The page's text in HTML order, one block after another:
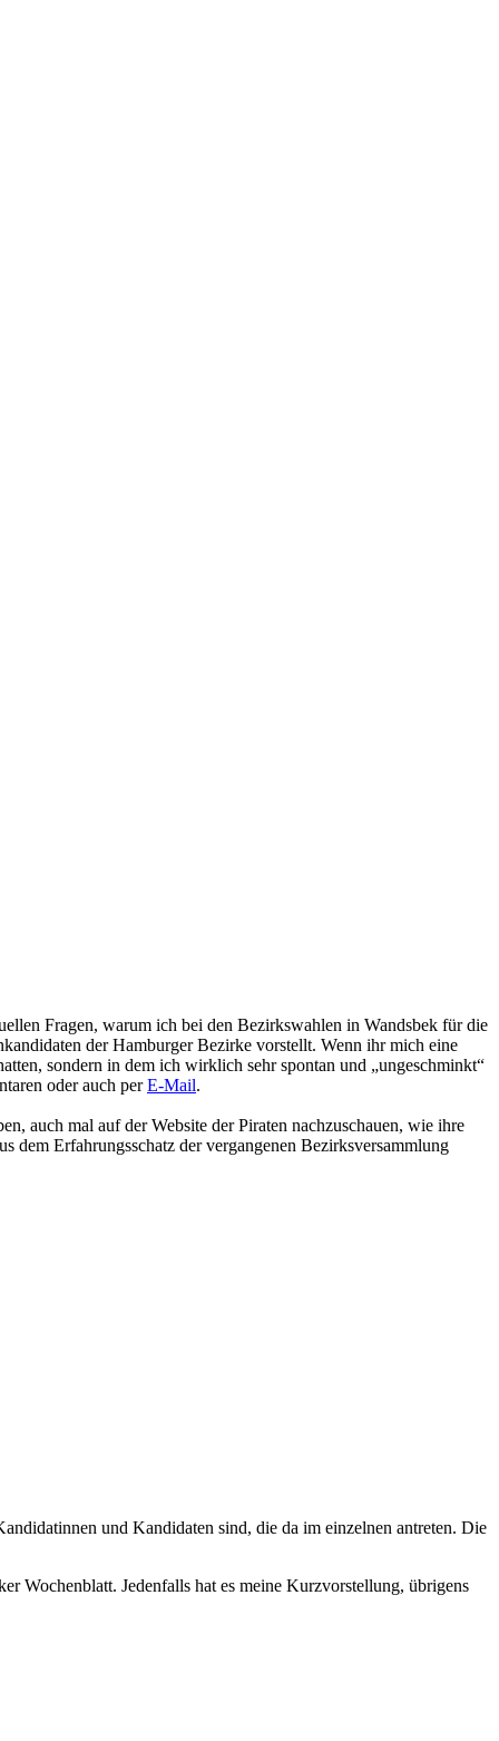
Fragen, warum ich bei den Bezirkswahlen in Wandsbek für die
der Hamburger Bezirke vorstellt. Wenn ihr mich eine
sondern in dem ich wirklich sehr spontan und „ungeschminkt“
oder auch perE-Mail.
auch mal auf der Website der Piraten nachzuschauen, wie ihre
dem Erfahrungsschatz der vergangenen Bezirksversammlung
und Kandidaten sind, die da im einzelnen antreten. Die
Wochenblatt. Jedenfalls hat es meine Kurzvorstellung, übrigens